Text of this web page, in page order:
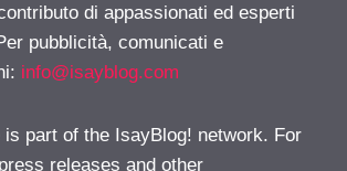
di appassionati ed esperti
pubblicità, comunicati e
info@isayblog.com
is part of the IsayBlog! network. For
releases and other